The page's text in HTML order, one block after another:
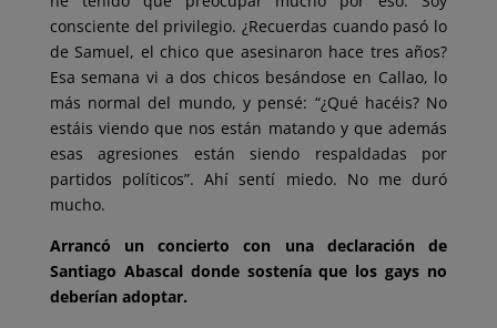
consciente del privilegio. ¿Recuerdas cuando pasó lo
de Samuel, el chico que asesinaron hace tres años?
Esa semana vi a dos chicos besándose en Callao, lo
más normal del mundo, y pensé: “¿Qué hacéis? No
estáis viendo que nos están matando y que además
esas agresiones están siendo respaldadas por
partidos políticos”. Ahí sentí miedo. No me duró
mucho.
Arrancó un concierto con una declaración de
Santiago Abascal donde sostenía que los gays no
deberían adoptar.